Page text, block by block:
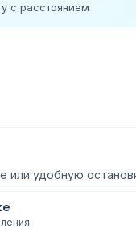
с расстоянием
или удобную